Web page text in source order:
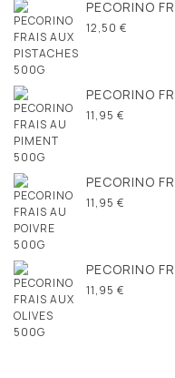
PECORINO
12,50 €
PECORINO
11,95 €
PECORINO
11,95 €
PECORINO
11,95 €